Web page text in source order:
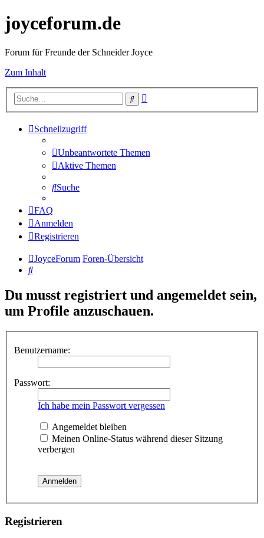
joyceforum.de
Forum für Freunde der Schneider Joyce
Zum Inhalt
Suche
Schnellzugriff
Unbeantwortete Themen
Aktive Themen
Suche
FAQ
Anmelden
Registrieren
JoyceForum Foren-Übersicht
Suche
Du musst registriert und angemeldet sein,
um Profile anzuschauen.
Benutzername:
Passwort:
Ich habe mein Passwort vergessen
Angemeldet bleiben
Meinen Online-Status während dieser Sitzung
verbergen
Registrieren